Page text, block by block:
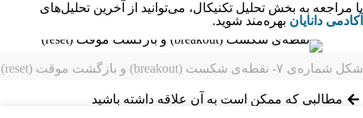
با مراجعه به بخش تحلیل تکنیکال، می‌توانید از آخرین تحلیل‌های
آکادمی دانایان بهره‌مند شوید.
شکل شماره‌ی ۷- نقطه‌ی شکست (breakout) و بازگشت موقت (reset)
مطالبی که ممکن است به آن علاقه داشته باشید